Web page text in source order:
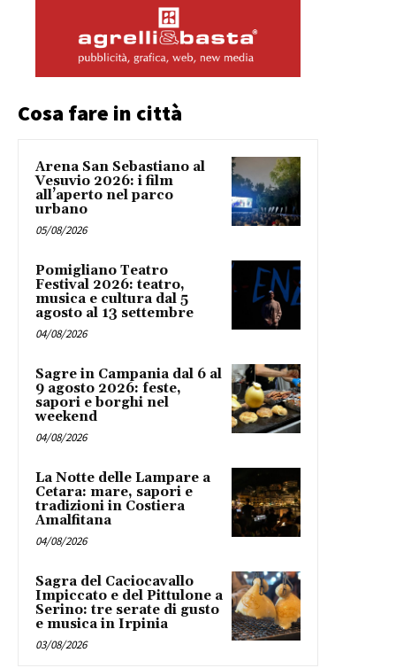
Cosa fare in città
Arena San Sebastiano al
Vesuvio 2026: i film
all’aperto nel parco
urbano
05/08/2026
Pomigliano Teatro
Festival 2026: teatro,
musica e cultura dal 5
agosto al 13 settembre
04/08/2026
Sagre in Campania dal 6 al
9 agosto 2026: feste,
sapori e borghi nel
weekend
04/08/2026
La Notte delle Lampare a
Cetara: mare, sapori e
tradizioni in Costiera
Amalfitana
04/08/2026
Sagra del Caciocavallo
Impiccato e del Pittulone a
Serino: tre serate di gusto
e musica in Irpinia
03/08/2026